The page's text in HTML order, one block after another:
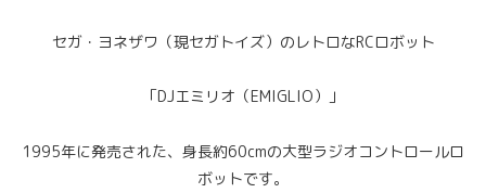
セガ・ヨネザワ（現セガトイズ）のレトロなRCロボット
「DJエミリオ（EMIGLIO）」
1995年に発売された、身長約60cmの大型ラジオコントロールロ
ボットです。